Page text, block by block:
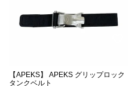
【APEKS】 APEKS グリップロック
タンクベルト